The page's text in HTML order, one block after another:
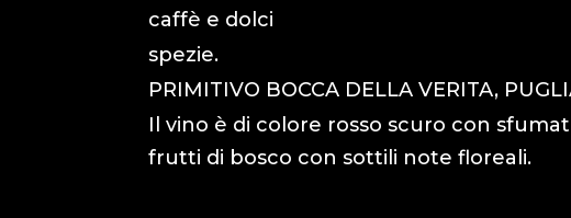
caffè e dolci
spezie.
PRIMITIVO BOCCA DELLA VERITA,
Il vino è di colore rosso scuro con
frutti di bosco con sottili note floreali.